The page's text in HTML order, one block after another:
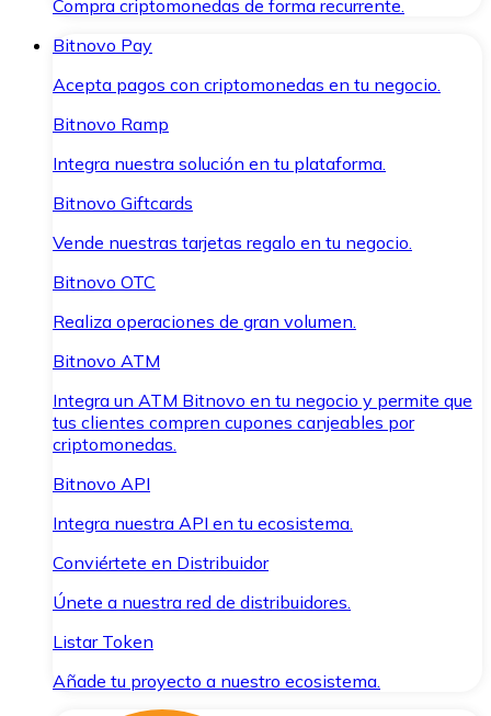
Compra criptomonedas de forma recurrente.
Bitnovo Pay
Acepta pagos con criptomonedas en tu negocio.
Bitnovo Ramp
Integra nuestra solución en tu plataforma.
Bitnovo Giftcards
Vende nuestras tarjetas regalo en tu negocio.
Bitnovo OTC
Realiza operaciones de gran volumen.
Bitnovo ATM
Integra un ATM Bitnovo en tu negocio y permite que
tus clientes compren cupones canjeables por
criptomonedas.
Bitnovo API
Integra nuestra API en tu ecosistema.
Conviértete en Distribuidor
Únete a nuestra red de distribuidores.
Listar Token
Añade tu proyecto a nuestro ecosistema.